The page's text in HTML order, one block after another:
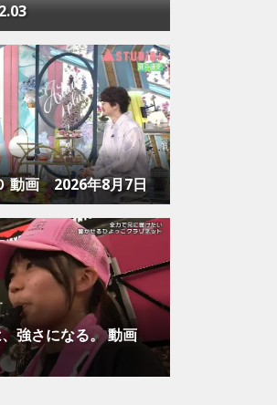
動画 2026年8月7日
強さになる。 動画